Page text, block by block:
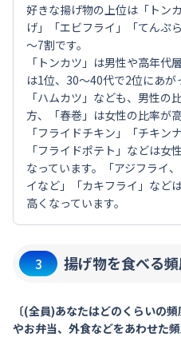
好きな揚げ物の上位は「トン
げ」「エビフライ」「てんぷ
～7割です。
「トンカツ」は男性や高年代
は1位、30～40代で2位にあが
「ハムカツ」なども、男性の
方、「春巻」は女性の比率が
「フライドチキン」「チキン
「フライドポテト」などは女
なっています。「アジフライ
イなど」「カキフライ」など
高くなっています。
3 揚げ物を食べる
〔(全員)あなたはどのくらいの
やお弁当、外食などをあわせた